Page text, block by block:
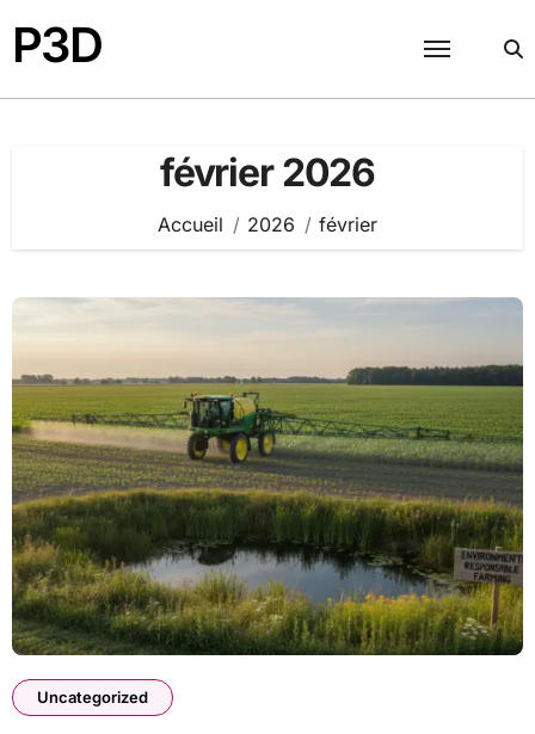
contenu
P3D
février 2026
Accueil 2026 février
Uncategorized